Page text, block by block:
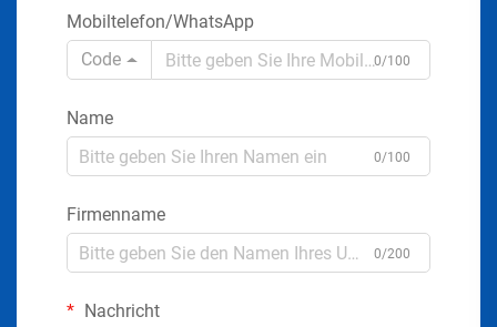
Mobiltelefon/WhatsApp
Code
0/100
Name
0/100
Firmenname
0/200
Nachricht